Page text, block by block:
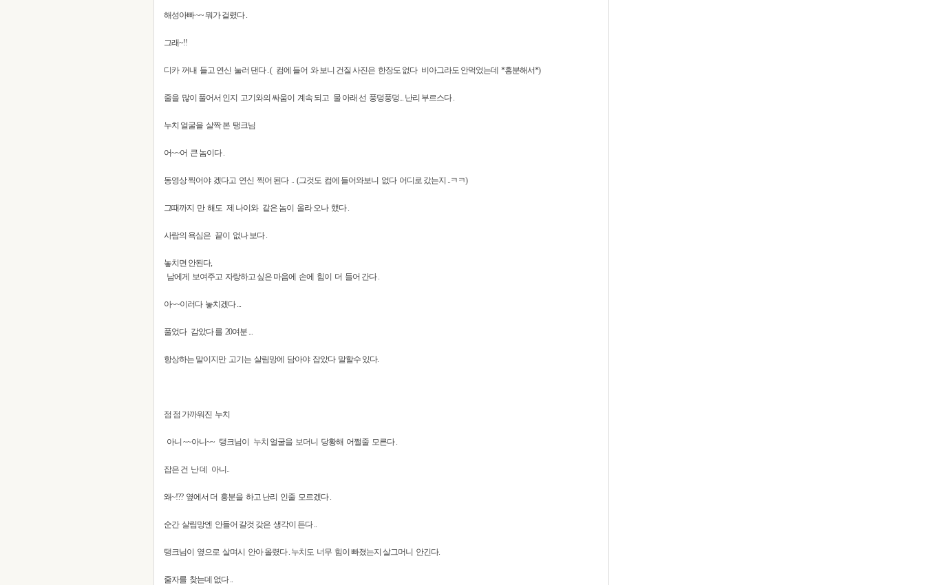
해성아빠 ~~ 뭐가 걸렸다 .
그래~!!
디카 꺼내 들고 연신 눌러 댄다 . ( 컴에 들어 와 보니 건질 사진은 한장도 없다 비아그라도 안먹었는데 *흥분해서*)
줄을 많이 풀어서 인지 고기와의 싸움이 계속 되고 물 아래 선 풍덩풍덩... 난리 부르스다 .
누치 얼굴을 살짝 본 탱크님
어~~어 큰 놈이다 .
동영상 찍어야 겠다고 연신 찍어 된다 .. (그것도 컴에 들어와보니 없다 어디로 갔는지 ..ㅋㅋ)
그때까지 만 해도 제 나이와 같은 놈이 올라 오나 했다 .
사람의 욕심은 끝이 없나 보다 .
놓치면 안된다,
남에게 보여주고 자랑하고 싶은 마음에 손에 힘이 더 들어 간다 .
아~~이러다 놓치겠다 ...
풀었다 감았다 를 20여분 ...
항상하는 말이지만 고기는 살림망에 담아야 잡았다 말할수 있다.
점 점 가까워진 누치
아니 ~~아니~~ 탱크님이 누치 얼굴을 보더니 당황해 어쩔줄 모른다 .
잡은 건 난 데 아니..
왜~!?? 옆에서 더 흥분을 하고 난리 인줄 모르겠다 .
순간 살림망엔 안들어 갈것 갖은 생각이 든다 ..
탱크님이 옆으로 살며시 안아 올렸다 . 누치도 너무 힘이 빠졌는지 살그머니 안긴다.
줄자를 찾는데 없다 ..